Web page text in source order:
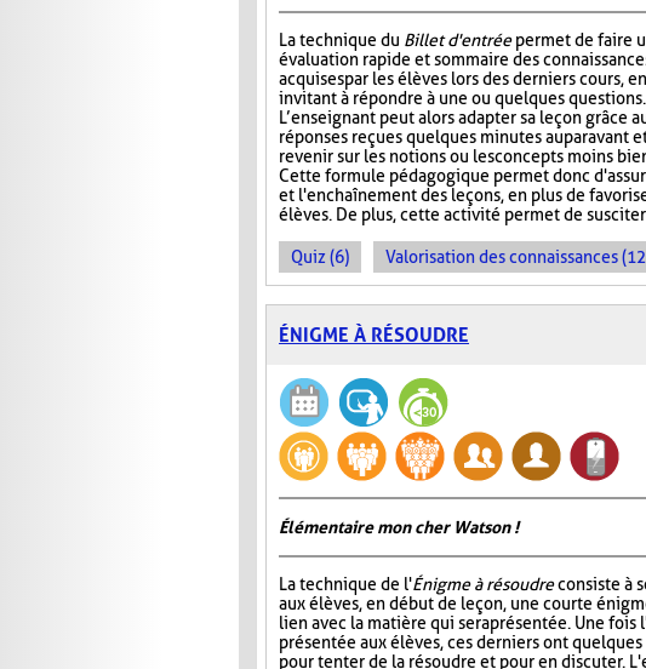
La technique du Billet d'entréepermet de faire
évaluation rapide et sommaire des
acquises par les élèves lors des derniers cours,
invitant à répondre à une ou quelques questions.
L’enseignant peut alors adapter sa leçon grâce
réponses reçues quelques minutes auparavant
revenir sur les notions ou les concepts moins
Cette formule pédagogique permet donc
et l'enchaînement des leçons, en plus de
élèves. De plus, cette activité permet de
Quiz (6) Valorisation des connaissances
ÉNIGME À RÉSOUDRE
Élémentaire mon cher Watson !
La technique de l'Énigme à résoudreconsiste à
aux élèves, en début de leçon, une courte
lien avec la matière qui sera présentée. Une fois
présentée aux élèves, ces derniers ont
pour tenter de la résoudre et pour en discuter.